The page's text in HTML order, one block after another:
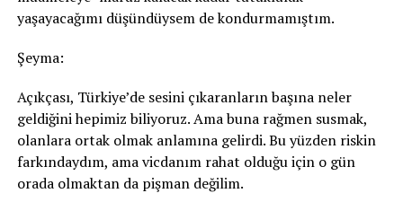
yaşayacağımı düşündüysem de kondurmamıştım.
Şeyma:
Açıkçası, Türkiye’de sesini çıkaranların başına neler
geldiğini hepimiz biliyoruz. Ama buna rağmen susmak,
olanlara ortak olmak anlamına gelirdi. Bu yüzden riskin
farkındaydım, ama vicdanım rahat olduğu için o gün
orada olmaktan da pişman değilim.